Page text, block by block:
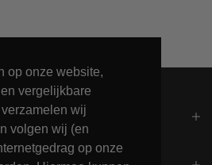
op onze website,
vergelijkbare
wij
volgen wij (en
op onze